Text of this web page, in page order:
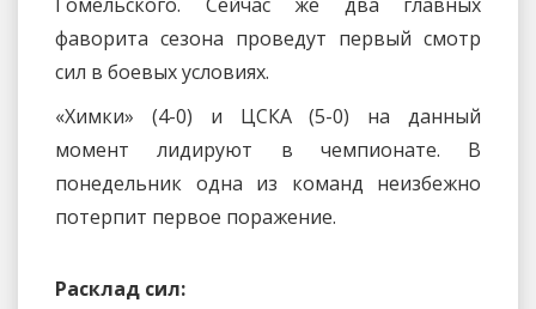
фаворита сезона проведут первый смотр
сил в боевых условиях.
«Химки» (4-0) и ЦСКА (5-0) на данный
момент лидируют в чемпионате. В
понедельник одна из команд неизбежно
потерпит первое поражение.
Расклад сил: